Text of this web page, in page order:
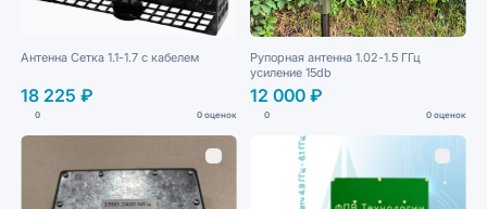
Антенна Сетка 1.1-1.7 с кабелем
18 225 ₽
0 0 оценок
Рупорная антенна 1.02-1.5 ГГц
усиление 15db
12 000 ₽
0 0 оценок